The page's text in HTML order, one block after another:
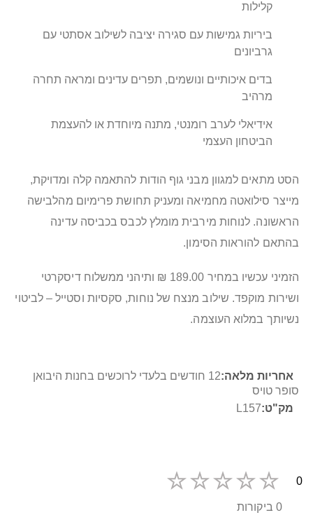
קלילות
ביריות גמישות עם סגירה יציבה לשילוב אסתטי עם
גרביונים
בדים איכותיים ונושמים, תפרים עדינים ומראה תחרה
מרהיב
אידיאלי לערב רומנטי, מתנה מיוחדת או להעצמת
הביטחון העצמי
הסט מתאים למגוון מבני גוף הודות להתאמה קלה ומדויקת,
מייצר סילואטה מחמיאה ומעניק תחושת פרימיום מהלבישה
הראשונה. לנוחות מירבית מומלץ לכבס בכביסה עדינה
בהתאם להוראות הסימון.
הזמיני עכשיו במחיר 189.00 ₪ ותיהני ממשלוח דיסקרטי
ושירות מוקפד. שילוב מנצח של נוחות, סקסיות וסטייל – לביטוי
נשיותך במלוא העוצמה.
מידע
נוסף
12 חודשים בלעדי לרוכשים בחנות היבואן
סופר טויס
L157
0
0 ביקורות